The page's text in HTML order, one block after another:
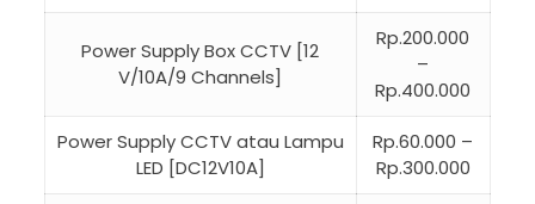
Power Supply Box CCTV [12
V/10A/9 Channels]
Rp.200.000
–
Rp.400.000
Power Supply CCTV atau Lampu
LED [DC12V10A]
Rp.60.000 –
Rp.300.000